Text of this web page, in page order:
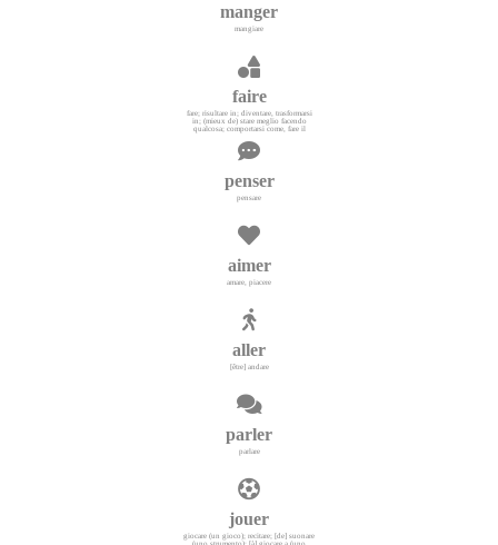
manger
mangiare
faire
fare; risultare in; diventare, trasformarsi
in; (mieux de) stare meglio facendo
qualcosa; comportarsi come, fare il
penser
pensare
aimer
amare, piacere
aller
[être] andare
parler
parlare
jouer
giocare (un gioco); recitare; [de] suonare